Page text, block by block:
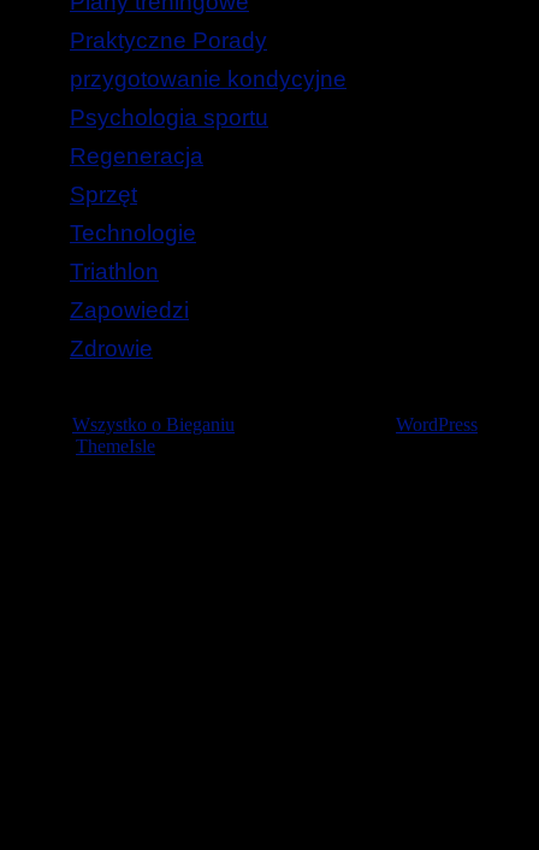
Praktyczne Porady
przygotowanie kondycyjne
Psychologia sportu
Regeneracja
Sprzęt
Technologie
Triathlon
Zapowiedzi
Zdrowie
Wszystko o Bieganiu
WordPress
ThemeIsle